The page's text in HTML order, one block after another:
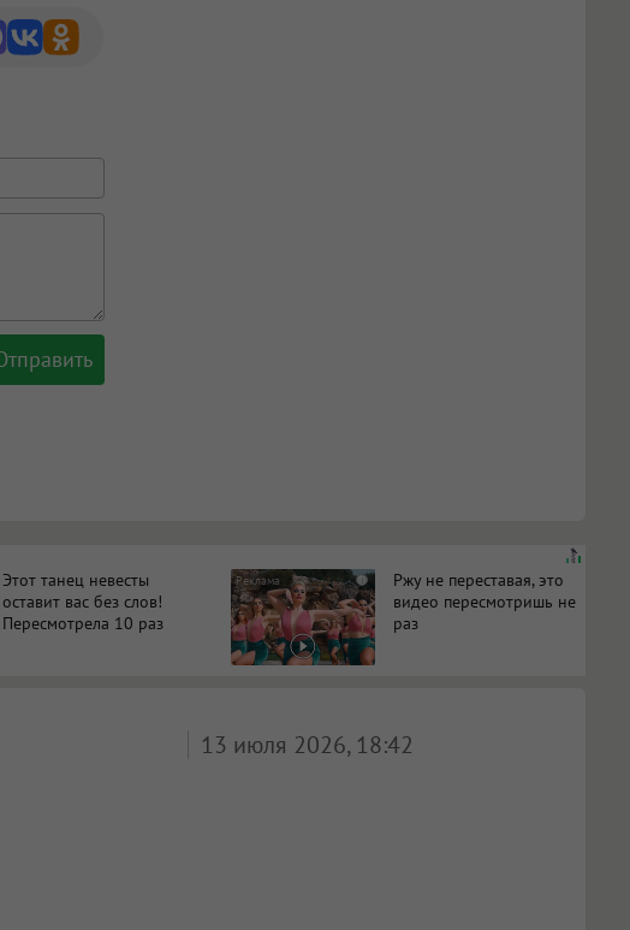
и
Этот танец невесты
оставит вас без слов!
Пересмотрела 10 раз
i
Ржу не переставая, это
видео пересмотришь не
раз
13 июля 2026, 18:42